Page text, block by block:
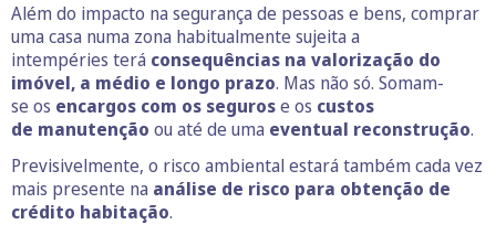
Além do impacto na segurança de pessoas e bens, comprar
uma casa numa zona habitualmente sujeita a
intempéries terá consequências na valorização do
imóvel, a médio e longo prazo. Mas não só. Somam-
se os encargos com os segurose os custos
de manutenção ou até de uma eventual reconstrução.
Previsivelmente, o risco ambiental estará também cada vez
mais presente na análise de risco para obtenção de
crédito habitação.